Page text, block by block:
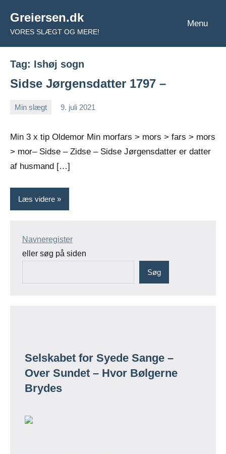
indhold
Greiersen.dk
VORES SLÆGT OG MERE!
Menu
Tag: Ishøj sogn
Sidse Jørgensdatter 1797 –
Min slægt 9. juli 2021
Min 3 x tip Oldemor Min morfars > mors > fars > mors
> mor– Sidse – Zidse – Sidse Jørgensdatter er datter
af husmand […]
Læs videre
Navneregister
eller søg på siden
Søg
Selskabet for Syede Sange –
Over Sundet – Hvor Bølgerne
Brydes